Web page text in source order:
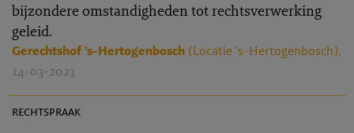
bijzondere omstandigheden tot rechtsverwerking
geleid.
Gerechtshof 's-Hertogenbosch (Locatie 's-Hertogenbosch),
14-03-2023
rechtspraak